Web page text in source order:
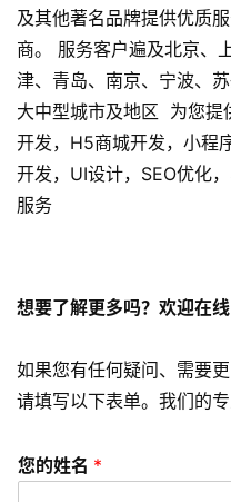
常
见
问
题
联
络
及其他著名品牌提供优质
商。 服务客户遍及北京、
津、青岛、南京、宁波、
大中型城市及地区 为您提
开发，H5商城开发，小程
开发，UI设计，SEO优化
服务
想要了解更多吗？欢迎在
如果您有任何疑问、需要
请填写以下表单。我们的
您的姓名 *